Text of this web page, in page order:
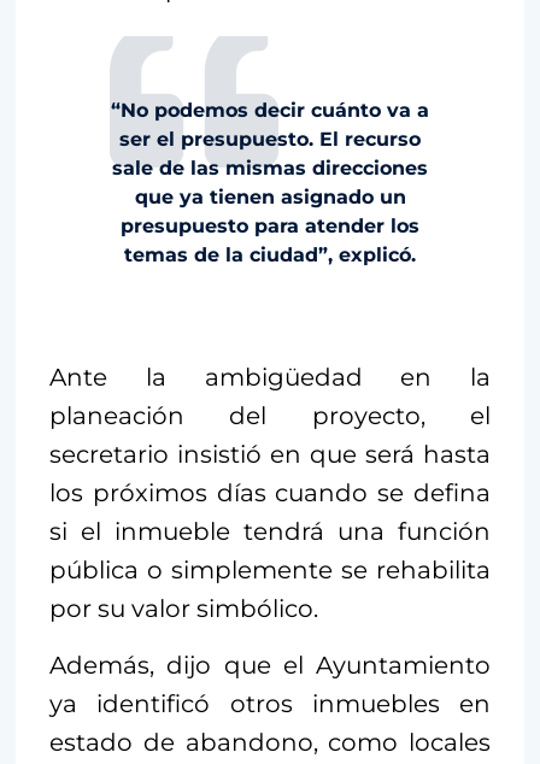
“No podemos decir cuánto va a
ser el presupuesto. El recurso
sale de las mismas direcciones
que ya tienen asignado un
presupuesto para atender los
temas de la ciudad”, explicó.
Ante la ambigüedad en la
planeación del proyecto, el
secretario insistió en que será hasta
los próximos días cuando se defina
si el inmueble tendrá una función
pública o simplemente se rehabilita
por su valor simbólico.
Además, dijo que el Ayuntamiento
ya identificó otros inmuebles en
estado de abandono, como locales